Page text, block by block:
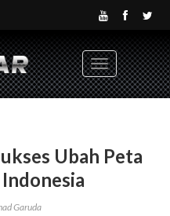
Toggle
navigation
Ubah Peta
Garuda